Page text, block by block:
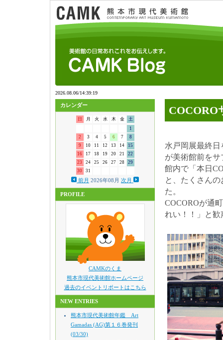
カレンダー
日 月 火 水 木 金
土
1
2
3 4 5 6 7
8
9
10 11 12 13 14
15
16
17 18 19 20 21
22
23
24 25 26 27 28
29
30
31
前月 2026年08月 次月
PROFILE
CAMKのくま
熊本市現代美術館ホームページ
過去のイベントリポートはこちら
NEW ENTRIES
熊本市現代美術館年鑑 Art
Gamadas (AG)第１６巻発刊
(03/30)
COCORO
水戸岡展最終
が美術館前を
館内で「本日
と、たくさん
た。
COCOROが通
れい！！」と